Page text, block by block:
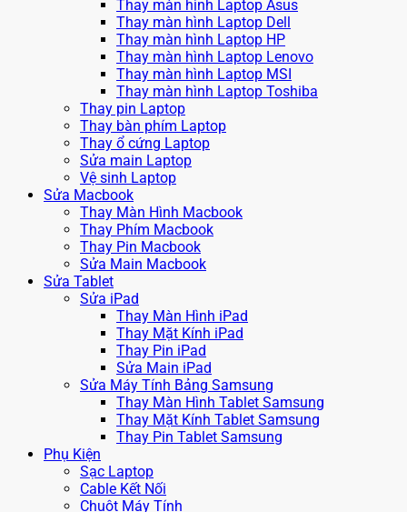
Thay màn hình Laptop Asus
Thay màn hình Laptop Dell
Thay màn hình Laptop HP
Thay màn hình Laptop Lenovo
Thay màn hình Laptop MSI
Thay màn hình Laptop Toshiba
Thay pin Laptop
Thay bàn phím Laptop
Thay ổ cứng Laptop
Sửa main Laptop
Vệ sinh Laptop
Sửa Macbook
Thay Màn Hình Macbook
Thay Phím Macbook
Thay Pin Macbook
Sửa Main Macbook
Sửa Tablet
Sửa iPad
Thay Màn Hình iPad
Thay Mặt Kính iPad
Thay Pin iPad
Sửa Main iPad
Sửa Máy Tính Bảng Samsung
Thay Màn Hình Tablet Samsung
Thay Mặt Kính Tablet Samsung
Thay Pin Tablet Samsung
Phụ Kiện
Sạc Laptop
Cable Kết Nối
Chuột Máy Tính